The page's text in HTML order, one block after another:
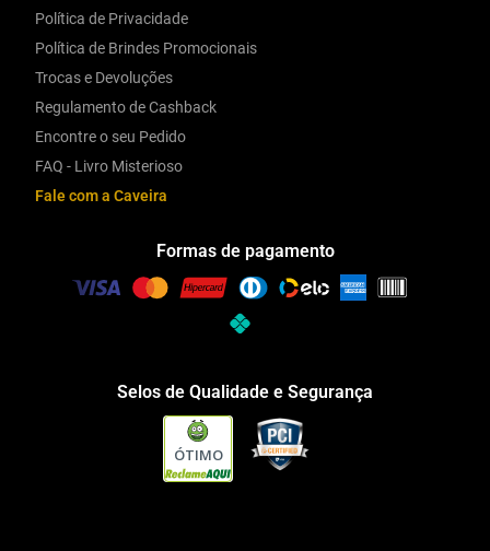
Política de Privacidade
Política de Brindes Promocionais
Trocas e Devoluções
Regulamento de Cashback
Encontre o seu Pedido
FAQ - Livro Misterioso
Fale com a Caveira
Formas de pagamento
Selos de Qualidade e Segurança
ÓTIMO